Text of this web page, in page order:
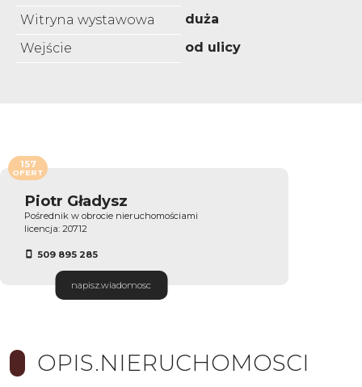
Witryna wystawowa
duża
Wejście
od ulicy
Piotr Gładysz
Pośrednik w obrocie nieruchomościami
licencja: 20712
509 895 285
napisz.wiadomosc
157
OFERT
OPIS.NIERUCHOMOSCI